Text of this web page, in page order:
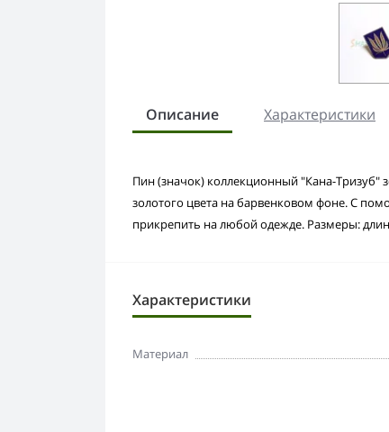
Описание Характеристики
Пин (значок) коллекционный "Кана-
золотого цвета на барвенковом фоне. С
прикрепить на любой одежде. Размеры:
Характеристики
Материал